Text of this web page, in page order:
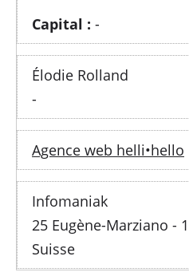
Capital : -
Élodie Rolland
-
Agence web helli•hello
Infomaniak
25 Eugène-Marziano -
Suisse